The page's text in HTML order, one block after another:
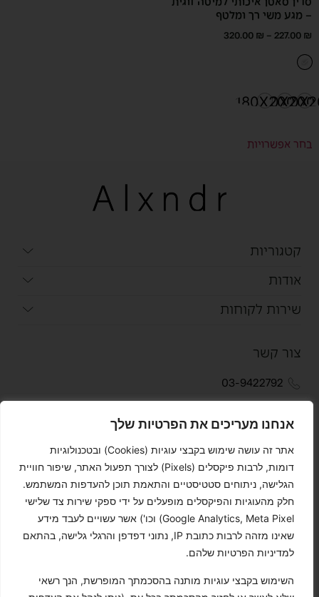
אנחנו מעריכים את הפרטיות שלך
אתר זה עושה שימוש בקבצי עוגיות (Cookies) ובטכנולוגיות
דומות, לרבות פיקסלים (Pixels) לצורך תפעול האתר, שיפור חוויית
הגלישה, ניתוחים סטטיסטיים והתאמת תוכן להעדפות המשתמש.
חלק מהעוגיות והפיקסלים מופעלים על ידי ספקי שירות צד שלישי
Google Analytics, Meta Pixel) וכו') אשר עשויים לעבד מידע
שאינו מזהה לרבות כתובת IP, נתוני דפדפן והרגלי גלישה, בהתאם
למדיניות הפרטיות שלהם.
השימוש בקבצי עוגיות מותנה בהסכמתך המופרשת, הנך רשאי
סדין סאטן איכותי למיטה זוגית
– מגע משי רך ומלטף
227.00 ₪
–
320.00 ₪
160X200
180X200
בחר אפשרויות
קטגוריות
אודות
שירות לקוחות
צור קשר
03-9422792
האודם 3 פתח תקווה
חפשו אותנו